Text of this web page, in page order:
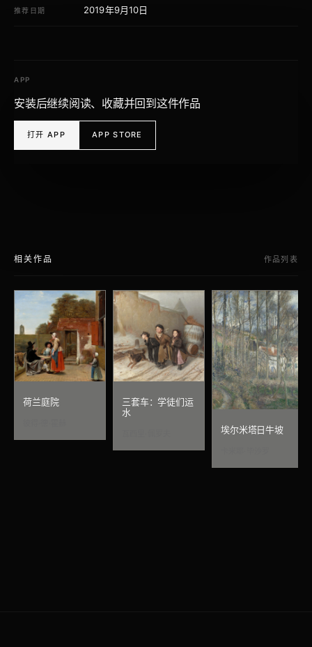
推荐日期 2019年9月10日
APP
安装后继续阅读、收藏并回到这件作品
打开 APP APP STORE
相关作品 作品列表
荷兰庭院
三套车：学徒们运
水
埃尔米塔日牛坡